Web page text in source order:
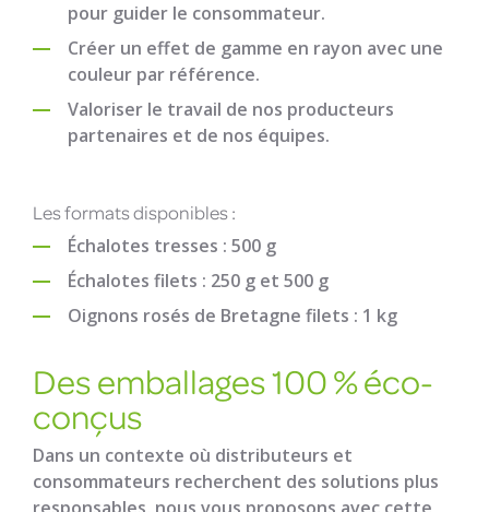
pour guider le consommateur.
Créer un effet de gamme en rayon avec une
couleur par référence.
Valoriser le travail de nos producteurs
partenaires et de nos équipes.
Les formats disponibles :
Échalotes tresses : 500 g
Échalotes filets : 250 g et 500 g
Oignons rosés de Bretagne filets : 1 kg
Des emballages 100 % éco-
conçus
Dans un contexte où distributeurs et
consommateurs recherchent des solutions plus